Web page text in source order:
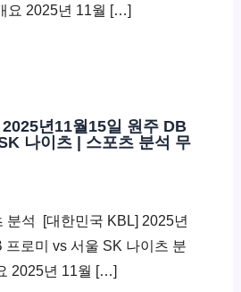
요 2025년 11월 […]
년11월15일 원주 DB
나이츠 | 스포츠 분석 무
분석 ​ [대한민국 KBL] 2025년
프로미 vs 서울 SK 나이츠 분
2025년 11월 […]